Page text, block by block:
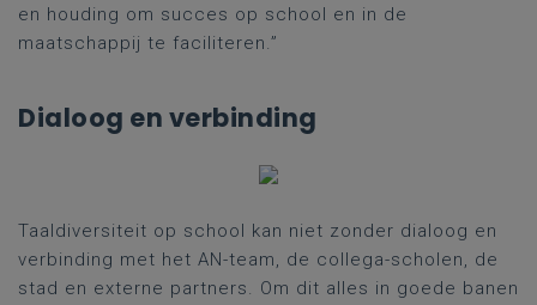
en houding om succes op school en in de
maatschappij te faciliteren.”
Dialoog en verbinding
Taaldiversiteit op school kan niet zonder dialoog en
verbinding met het AN-team, de collega-scholen, de
stad en externe partners. Om dit alles in goede banen